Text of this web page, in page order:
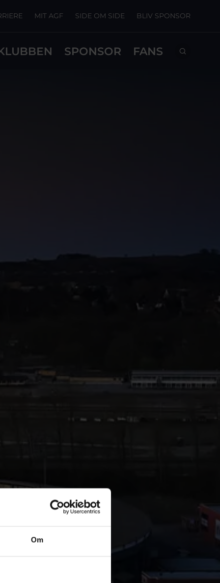
Om
SPONSOR FANS
MIT AGF SIDE OM SIDE BLIV SPONSOR